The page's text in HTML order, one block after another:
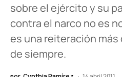
sobre el ejército y su
contra el narco no es
es una reiteración más
de siempre.